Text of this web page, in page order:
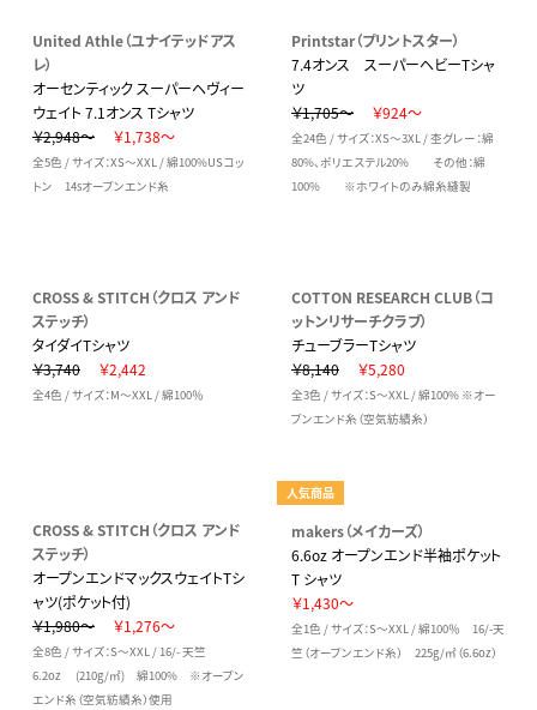
United Athle（ユナイテッドアス
レ）
オーセンティック スーパーヘヴィー
ウェイト 7.1オンス Tシャツ
￥2,948～
￥1,738～
全5色 / サイズ：XS～XXL / 綿100%USコッ
トン 14sオープンエンド糸
Printstar（プリントスター）
7.4オンス スーパーヘビーTシャ
ツ
￥1,705～
￥924～
全24色 / サイズ：XS～3XL / 杢グレー：綿
80%、ポリエステル20% その他：綿
100% ※ホワイトのみ綿糸縫製
CROSS & STITCH（クロス アンド
ステッチ）
タイダイTシャツ
￥3,740
￥2,442
全4色 / サイズ：M～XXL / 綿100％
COTTON RESEARCH CLUB（コ
ットンリサーチクラブ）
チューブラーTシャツ
￥8,140
￥5,280
全3色 / サイズ：S～XXL / 綿100% ※オー
プンエンド糸（空気紡績糸）
CROSS & STITCH（クロス アンド
ステッチ）
オープンエンドマックスウェイトTシ
ャツ(ポケット付)
￥1,980～
￥1,276～
全8色 / サイズ：S～XXL / 16/- 天竺
6.2oz (210g/㎡) 綿100% ※オープン
エンド糸（空気紡績糸）使用
人気商品
makers（メイカーズ）
6.6oz オープンエンド半袖ポケット
T シャツ
￥1,430～
全1色 / サイズ：S～XXL / 綿100％ 16/-天
竺（オープンエンド糸） 225g/㎡（6.6oz）